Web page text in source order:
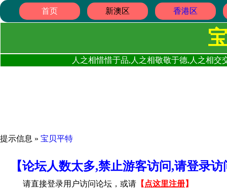
首页 新澳区 香港区
人之相惜惜于品,人之相敬敬于德,人之相
提示信息 » 宝贝平特
【论坛人数太多,禁止游客访问,请登录
请直接登录用户访问论坛，或请 【 点这里注册】